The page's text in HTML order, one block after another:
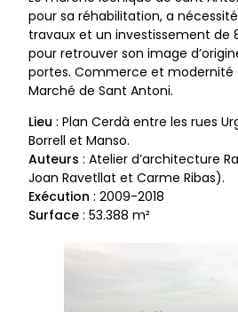
pour sa réhabilitation, a
travaux et un investissement de
pour retrouver son image
portes. Commerce et modernité
Marché de Sant Antoni.
Lieu : Plan Cerdà entre les rues
Borrell et Manso.
Auteurs : Atelier d’architecture
Joan Ravetllat et Carme Ribas).
Exécution : 2009-2018
Surface : 53.388 m²